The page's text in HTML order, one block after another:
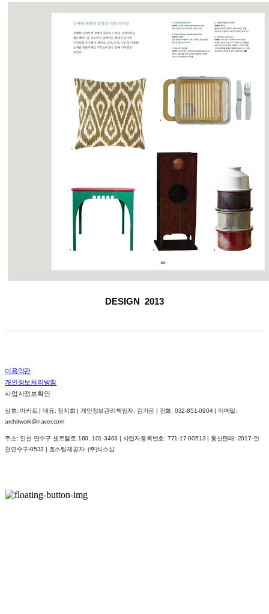
DESIGN 2013
이용약관
개인정보처리방침
사업자정보확인
상호: 아키트 | 대표: 정지희 | 개인정보관리책임자: 김가은 | 전화: 032-851-0904 | 이메일:
architwork@naver.com
주소: 인천 연수구 센트럴로 160, 101-3403 | 사업자등록번호: 771-17-00513 | 통신판매: 2017-인
천연수구-0533 | 호스팅제공자: (주)식스샵